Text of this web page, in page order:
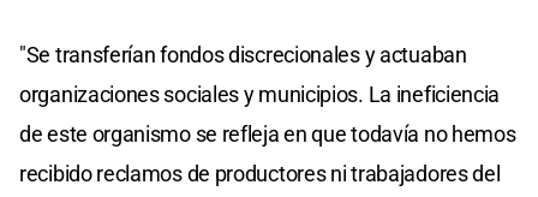
"Se transferían fondos discrecionales y actuaban
organizaciones sociales y municipios. La ineficiencia
de este organismo se refleja en que todavía no hemos
recibido reclamos de productores ni trabajadores del